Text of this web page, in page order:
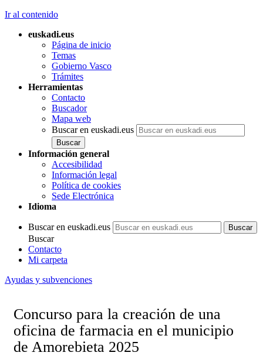
Ir al contenido
euskadi.eus
Página de inicio
Temas
Gobierno Vasco
Trámites
Herramientas
Contacto
Buscador
Mapa web
Buscar en euskadi.eus
Información general
Accesibilidad
Información legal
Política de cookies
Sede Electrónica
Idioma
Buscar en euskadi.eus
Buscar
Contacto
Mi carpeta
Ayudas y subvenciones
Concurso para la creación de una
oficina de farmacia en el municipio
de Amorebieta 2025